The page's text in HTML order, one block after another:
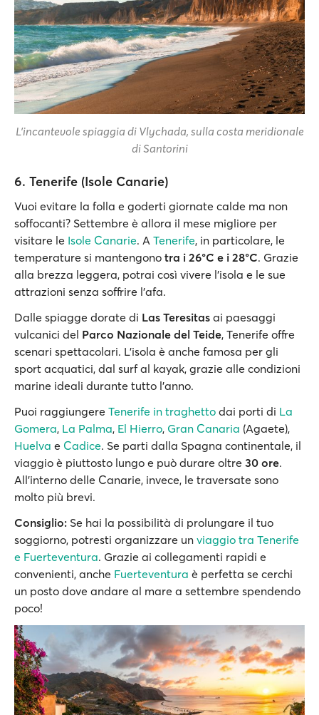
L'incantevole spiaggia di Vlychada, sulla costa meridionale
di Santorini
6. Tenerife (Isole Canarie)
Vuoi evitare la folla e goderti giornate calde ma non
soffocanti? Settembre è allora il mese migliore per
visitare le Isole Canarie. A Tenerife, in particolare, le
temperature si mantengono tra i 26°C e i 28°C. Grazie
alla brezza leggera, potrai così vivere l'isola e le sue
attrazioni senza soffrire l'afa.
Dalle spiagge dorate di Las Teresitas ai paesaggi
vulcanici del Parco Nazionale del Teide, Tenerife offre
scenari spettacolari. L’isola è anche famosa per gli
sport acquatici, dal surf al kayak, grazie alle condizioni
marine ideali durante tutto l’anno.
Puoi raggiungere Tenerife in traghetto dai porti di La
Gomera, La Palma, El Hierro, Gran Canaria (Agaete),
Huelva e Cadice. Se parti dalla Spagna continentale, il
viaggio è piuttosto lungo e può durare oltre 30 ore.
All’interno delle Canarie, invece, le traversate sono
molto più brevi.
Consiglio: Se hai la possibilità di prolungare il tuo
soggiorno, potresti organizzare un viaggio tra Tenerife
e Fuerteventura. Grazie ai collegamenti rapidi e
convenienti, anche Fuerteventura è perfetta se cerchi
un posto dove andare al mare a settembre spendendo
poco!